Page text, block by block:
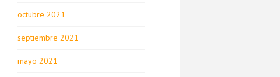
octubre 2021
septiembre 2021
mayo 2021